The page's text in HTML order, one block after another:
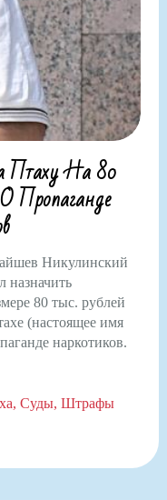
Птаху На 80
Никулинский
назначить
80 тыс. рублей
(настоящее имя
наркотиков.
Суды Штрафы